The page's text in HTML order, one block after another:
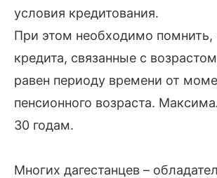
условия кредитования.
При этом необходимо помнить,
кредита, связанные с
равен периоду времени от
пенсионного возраста.
30 годам.
Многих дагестанцев –